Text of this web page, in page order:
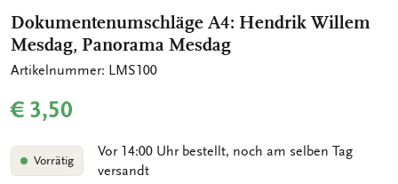
Dokumentenumschläge A4: Hendrik Willem
Mesdag, Panorama Mesdag
Artikelnummer: LMS100
€ 3,50
Vorrätig
Vor 14:00 Uhr bestellt, noch am selben Tag
versandt